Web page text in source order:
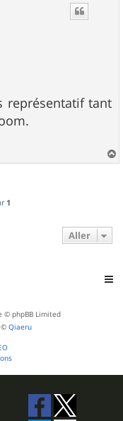
représentatif tant
a
1
Aller
© phpBB Limited
© Qiaeru